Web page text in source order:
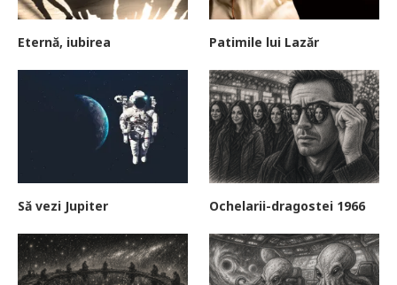
Eternă, iubirea Patimile lui Lazăr
Să vezi Jupiter Ochelarii-dragostei 1966